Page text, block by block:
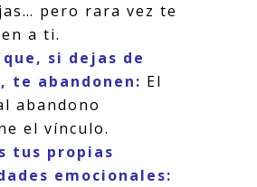
pero rara vez te
a ti.
que, si dejas de
te abandonen: El
abandono
el vínculo.
tus propias
emocionales: